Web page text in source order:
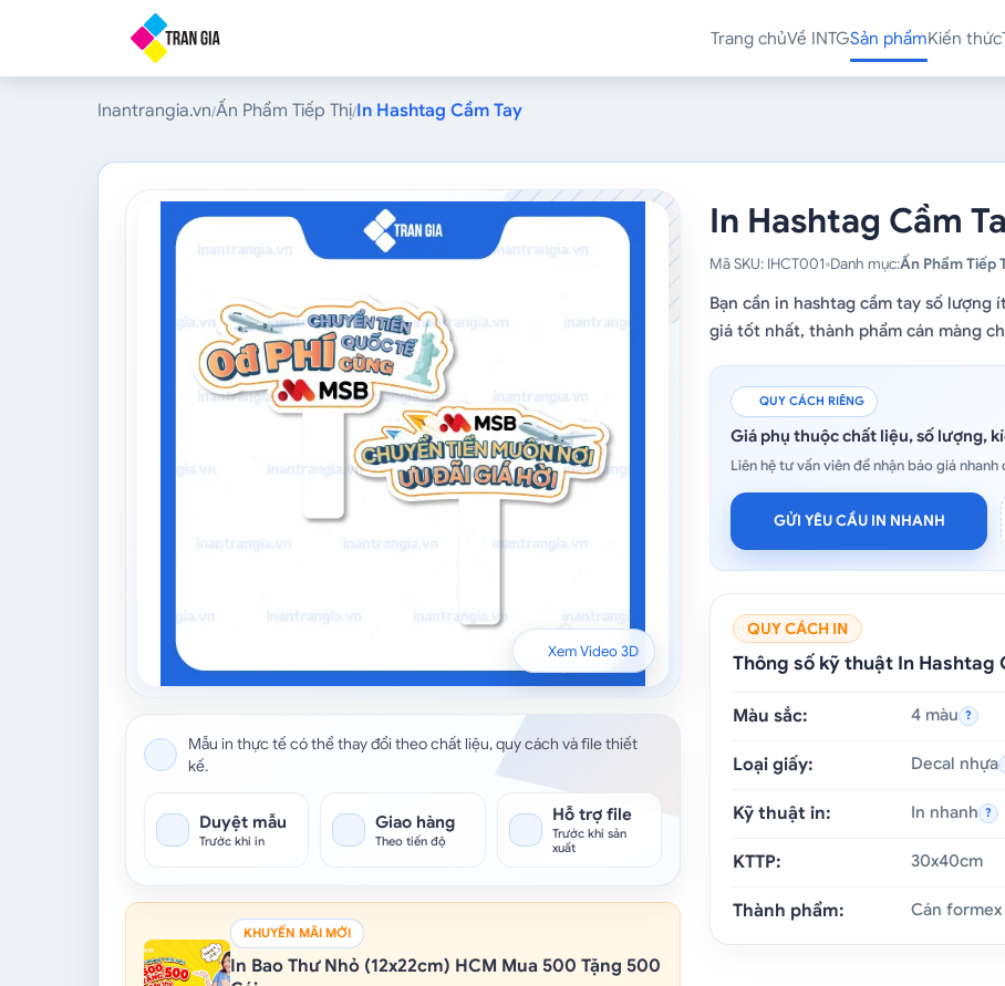
Trang chủVề INTGSản phẩmKiến thức
Inantrangia.vn/Ấn Phẩm Tiếp Thị/In Hashtag Cầm Tay
Xem Video 3D
Mẫu in thực tế có thể thay đổi theo chất liệu, quy cách và file thiết
kế.
Duyệt mẫu
Trước khi in
Giao hàng
Theo tiến độ
Hỗ trợ file
Trước khi sản
xuất
KHUYẾN MÃI MỚI
In Bao Thư Nhỏ (12x22cm) HCM Mua 500 Tặng 500
In Hashtag Cầm
Mã SKU: IHCT001 Danh mục:Ấn Phẩm Tiếp
Bạn cần in hashtag cầm tay số lượng
giá tốt nhất, thành phẩm cán màng
QUY CÁCH RIÊNG
Giá phụ thuộc chất liệu, số lượng,
Liên hệ tư vấn viên để nhận báo giá
GỬI YÊU CẦU IN NHANH
QUY CÁCH IN
Thông số kỹ thuật In Hashtag
Màu sắc: 4 màu ?
Loại giấy: Decal nhựa
Kỹ thuật in: In nhanh ?
KTTP: 30x40cm
Thành phẩm: Cán